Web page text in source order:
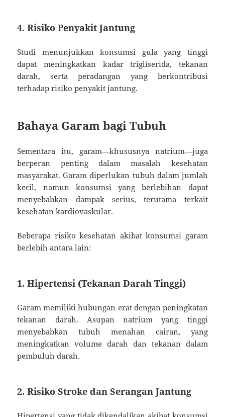
4. Risiko Penyakit Jantung
Studi menunjukkan konsumsi gula yang tinggi
dapat meningkatkan kadar trigliserida, tekanan
darah, serta peradangan yang berkontribusi
terhadap risiko penyakit jantung.
Bahaya Garam bagi Tubuh
Sementara itu, garam—khususnya natrium—juga
berperan penting dalam masalah kesehatan
masyarakat. Garam diperlukan tubuh dalam jumlah
kecil, namun konsumsi yang berlebihan dapat
menyebabkan dampak serius, terutama terkait
kesehatan kardiovaskular.
Beberapa risiko kesehatan akibat konsumsi garam
berlebih antara lain:
1. Hipertensi (Tekanan Darah Tinggi)
Garam memiliki hubungan erat dengan peningkatan
tekanan darah. Asupan natrium yang tinggi
menyebabkan tubuh menahan cairan, yang
meningkatkan volume darah dan tekanan dalam
pembuluh darah.
2. Risiko Stroke dan Serangan Jantung